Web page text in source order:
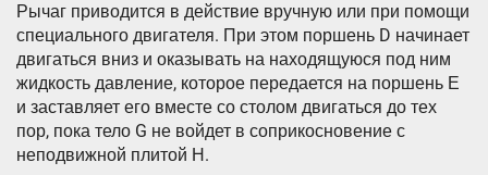
Рычаг приводится в действие вручную или при помощи
специального двигателя. При этом поршень D начинает
двигаться вниз и оказывать на находящуюся под ним
жидкость давление, которое передается на поршень Е
и заставляет его вместе со столом двигаться до тех
пор, пока тело G не войдет в соприкосновение с
неподвижной плитой Н.